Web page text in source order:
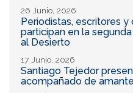
26 Junio, 2026
Periodistas, escritores
participan en la
al Desierto
17 Junio, 2026
Santiago Tejedor
acompañado de